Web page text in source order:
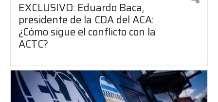
EXCLUSIVO: Eduardo Baca,
presidente de la CDA del ACA:
¿Cómo sigue el conflicto con la
ACTC?